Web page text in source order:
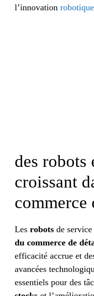
l’innovation robotique
des robots
croissant
commerce
Les robots de
du commerce de
efficacité accrue et
avancées
essentiels pour des